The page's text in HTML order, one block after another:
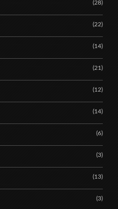
(28)
(22)
(14)
(21)
(12)
(14)
(6)
(3)
(13)
(3)